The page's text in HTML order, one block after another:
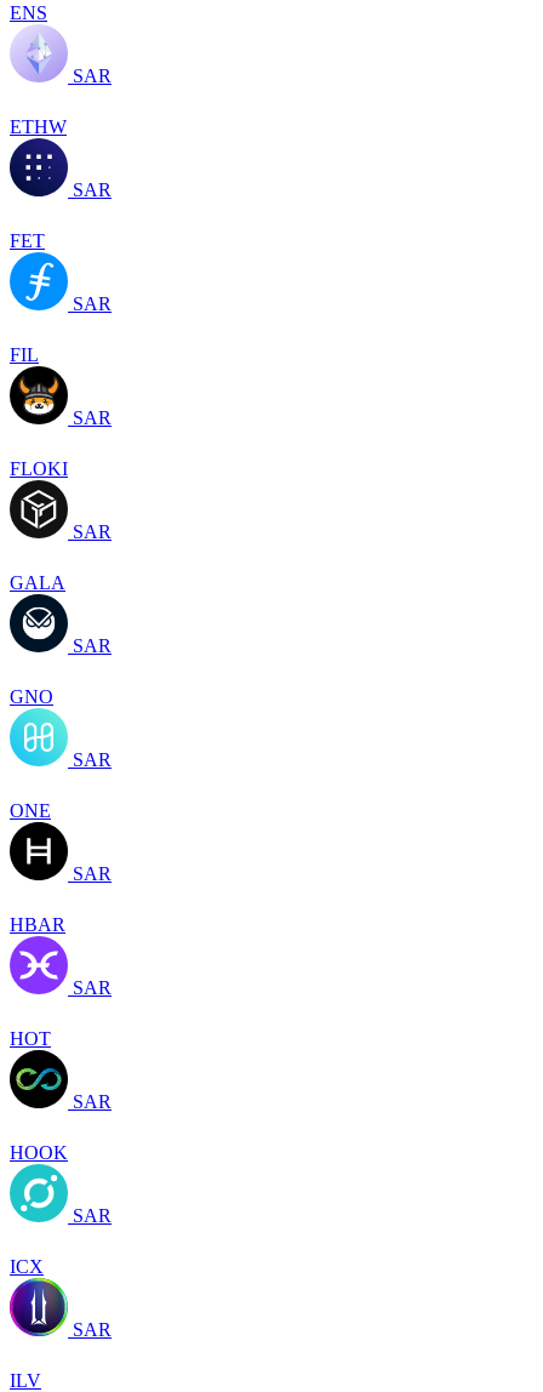
ENS
SAR
ETHW
SAR
FET
SAR
FIL
SAR
FLOKI
SAR
GALA
SAR
GNO
SAR
ONE
SAR
HBAR
SAR
HOT
SAR
HOOK
SAR
ICX
SAR
ILV